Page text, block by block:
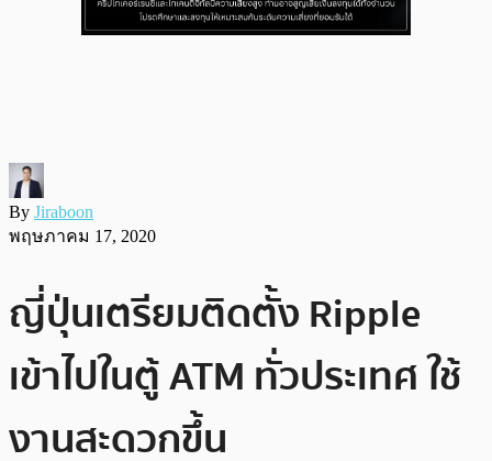
By Jiraboon
พฤษภาคม 17, 2020
ญี่ปุ่นเตรียมติดตั้ง Ripple
เข้าไปในตู้ ATM ทั่วประเทศ ใช้
งานสะดวกขึ้น